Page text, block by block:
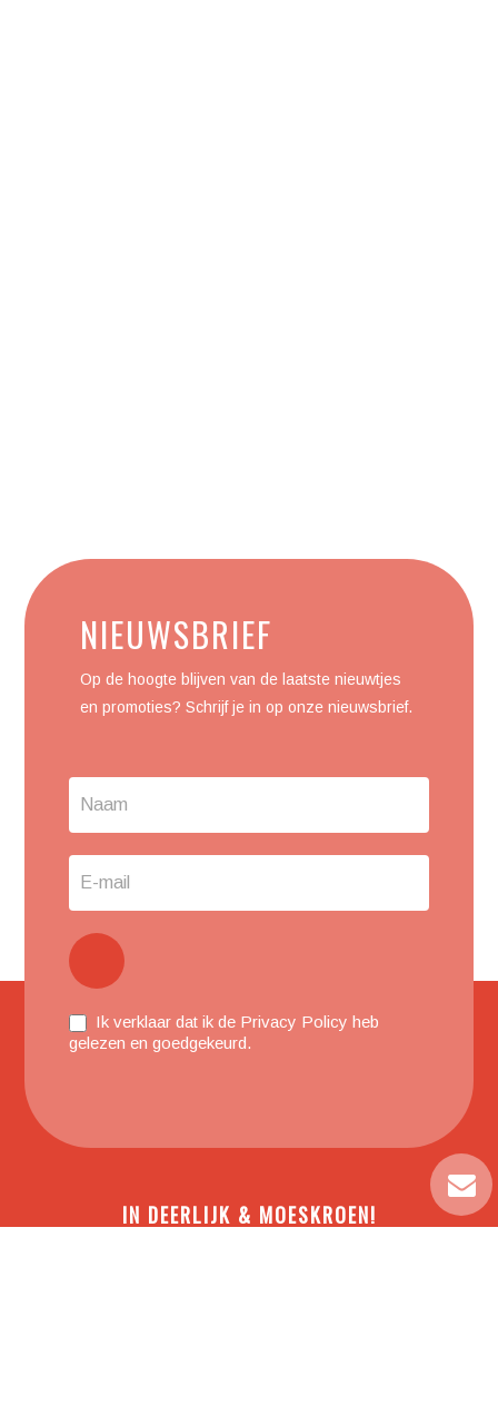
UsNIEUWSBRIEF
Op de hoogte blijven van de laatste nieuwtjes
en promoties? Schrijf je in op onze nieuwsbrief.
Ik verklaar dat ik de Privacy Policy heb
gelezen en goedgekeurd.
IN DEERLIJK & MOESKROEN!